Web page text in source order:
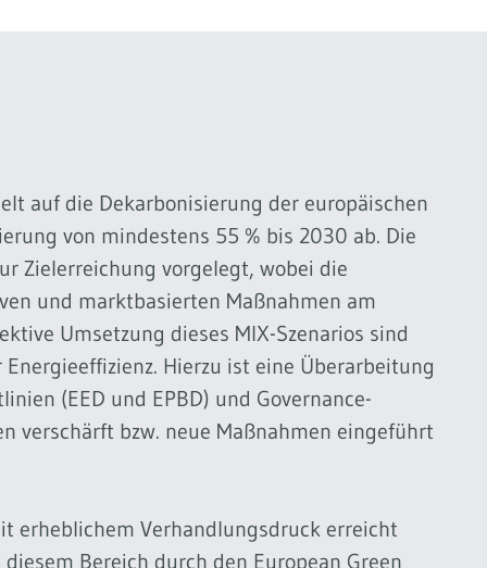
auf die Dekarbonisierung der europäischen
von mindestens 55 % bis 2030 ab. Die
Zielerreichung vorgelegt, wobei die
und marktbasierten Maßnahmen am
Umsetzung dieses MIX-Szenarios sind
Hierzu ist eine Überarbeitung
(EED und EPBD) und Governance-
verschärft bzw. neue Maßnahmen eingeführt
erheblichem Verhandlungsdruck erreicht
Bereich durch den European Green